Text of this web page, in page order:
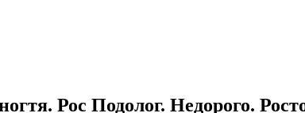
Рос Подолог. Недорого.